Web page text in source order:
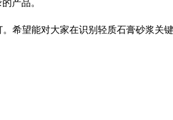
产品。
希望能对大家在识别轻质石膏砂浆关